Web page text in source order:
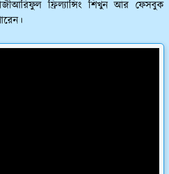
কাজীআরিফুল ফ্রিল্যান্সিং শিখুন আর ফেসবুক